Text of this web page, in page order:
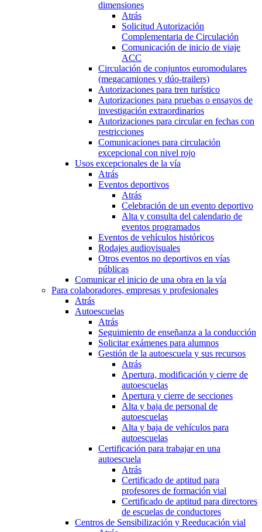
dimensiones
Atrás
Solicitud Autorización
Complementaria de Circulación
Comunicación de inicio de viaje
ACC
Circulación de conjuntos euromodulares
(megacamiones y dúo-trailers)
Autorizaciones para tren turístico
Autorizaciones para pruebas o ensayos de
investigación extraordinarios
Autorizaciones para circular en fechas con
restricciones
Comunicaciones para circulación
excepcional con nivel rojo
Usos excepcionales de la vía
Atrás
Eventos deportivos
Atrás
Celebración de un evento deportivo
Alta y consulta del calendario de
eventos programados
Eventos de vehículos históricos
Rodajes audiovisuales
Otros eventos no deportivos en vías
públicas
Comunicar el inicio de una obra en la vía
Para colaboradores, empresas y profesionales
Atrás
Autoescuelas
Atrás
Seguimiento de enseñanza a la conducción
Solicitar exámenes para alumnos
Gestión de la autoescuela y sus recursos
Atrás
Apertura, modificación y cierre de
autoescuelas
Apertura y cierre de secciones
Alta y baja de personal de
autoescuelas
Alta y baja de vehículos para
autoescuelas
Certificación para trabajar en una
autoescuela
Atrás
Certificado de aptitud para
profesores de formación vial
Certificado de aptitud para directores
de escuelas de conductores
Centros de Sensibilización y Reeducación vial